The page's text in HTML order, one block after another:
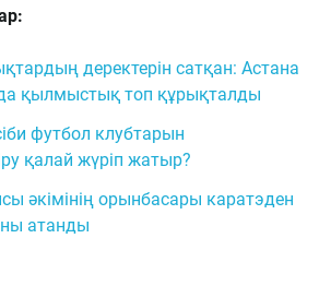
деректерін сатқан: Астана
қылмыстық топ құрықталды
футбол клубтарын
қалай жүріп жатыр?
әкімінің орынбасары каратэден
атанды